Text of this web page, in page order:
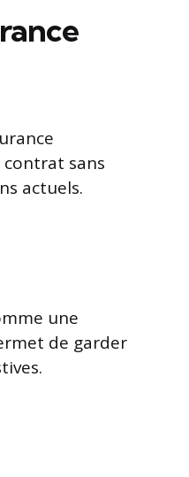
sans
actuels.
une
de garder